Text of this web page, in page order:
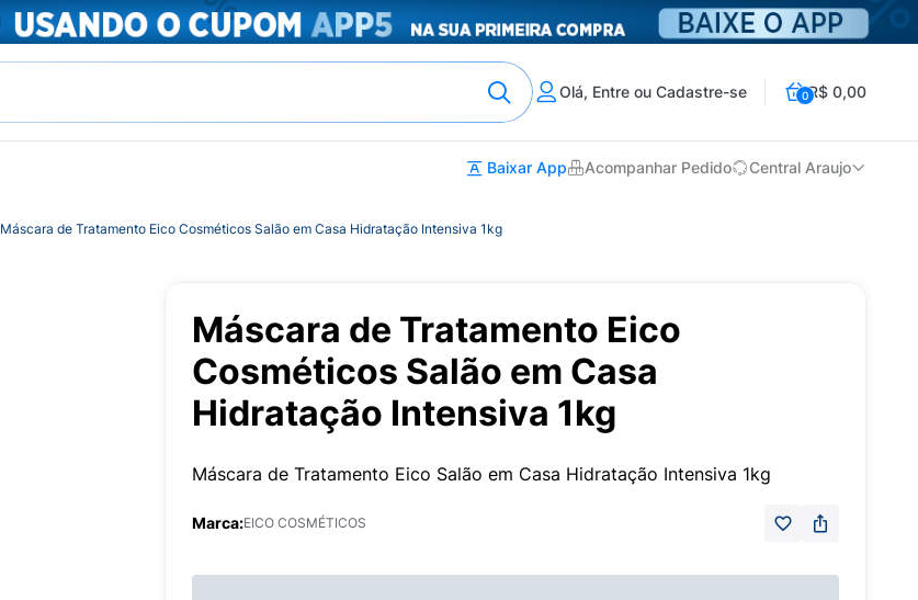
Olá, Entre ou Cadastre-se 0R$ 0,00
Baixar App Acompanhar Pedido Central Araujo
Máscara de Tratamento Eico Cosméticos Salão em Casa Hidratação Intensiva 1kg
Máscara de Tratamento Eico
Cosméticos Salão em Casa
Hidratação Intensiva 1kg
Máscara de Tratamento Eico Salão em Casa Hidratação Intensiva 1kg
Marca:EICO COSMÉTICOS